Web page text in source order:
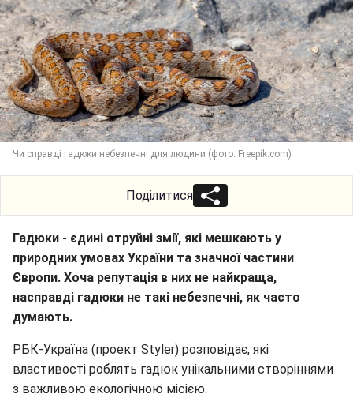
Чи справді гадюки небезпечні для людини (фото: Freepik.com)
Поділитися
Гадюки - єдині отруйні змії, які мешкають у
природних умовах України та значної частини
Європи. Хоча репутація в них не найкраща,
насправді гадюки не такі небезпечні, як часто
думають.
РБК-Україна (проект Styler) розповідає, які
властивості роблять гадюк унікальними створіннями
з важливою екологічною місією.